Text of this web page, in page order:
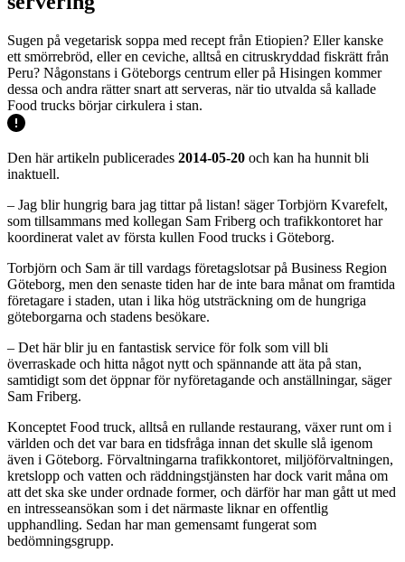
Sugen på vegetarisk soppa med recept från Etiopien? Eller kanske
ett smörrebröd, eller en ceviche, alltså en citruskryddad fiskrätt från
Peru? Någonstans i Göteborgs centrum eller på Hisingen kommer
dessa och andra rätter snart att serveras, när tio utvalda så kallade
Food trucks börjar cirkulera i stan.
Den här artikeln publicerades 2014-05-20 och kan ha hunnit bli
inaktuell.
– Jag blir hungrig bara jag tittar på listan! säger Torbjörn Kvarefelt,
som tillsammans med kollegan Sam Friberg och trafikkontoret har
koordinerat valet av första kullen Food trucks i Göteborg.
Torbjörn och Sam är till vardags företagslotsar på Business Region
Göteborg, men den senaste tiden har de inte bara månat om framtida
företagare i staden, utan i lika hög utsträckning om de hungriga
göteborgarna och stadens besökare.
– Det här blir ju en fantastisk service för folk som vill bli
överraskade och hitta något nytt och spännande att äta på stan,
samtidigt som det öppnar för nyföretagande och anställningar, säger
Sam Friberg.
Konceptet Food truck, alltså en rullande restaurang, växer runt om i
världen och det var bara en tidsfråga innan det skulle slå igenom
även i Göteborg. Förvaltningarna trafikkontoret, miljöförvaltningen,
kretslopp och vatten och räddningstjänsten har dock varit måna om
att det ska ske under ordnade former, och därför har man gått ut med
en intresseansökan som i det närmaste liknar en offentlig
upphandling. Sedan har man gemensamt fungerat som
bedömningsgrupp.